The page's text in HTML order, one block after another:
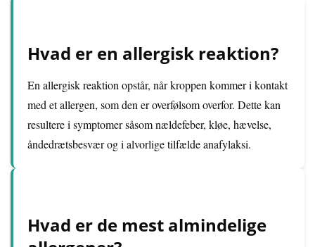
Hvad er en allergisk reaktion?
En allergisk reaktion opstår, når kroppen kommer i kontakt
med et allergen, som den er overfølsom overfor. Dette kan
resultere i symptomer såsom nældefeber, kløe, hævelse,
åndedrætsbesvær og i alvorlige tilfælde anafylaksi.
Hvad er de mest almindelige